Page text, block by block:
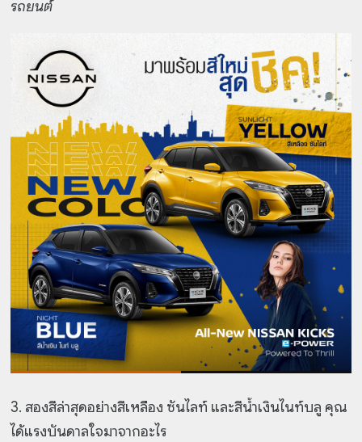
รถยนต์
3. สองสีล่าสุดอย่างสีเหลือง ซันไลท์ และสีน้ำเงินไนท์บลู คุณ
ได้แรงบันดาลใจมาจากอะไร